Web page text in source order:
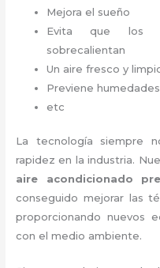
Mejora el sueño
Evita que los
sobrecalientan
Un aire fresco y
Previene humedades
etc
La tecnología siempre
rapidez en la industria.
aire acondicionado
conseguido mejorar las
proporcionando nuevos
con el medio ambiente.